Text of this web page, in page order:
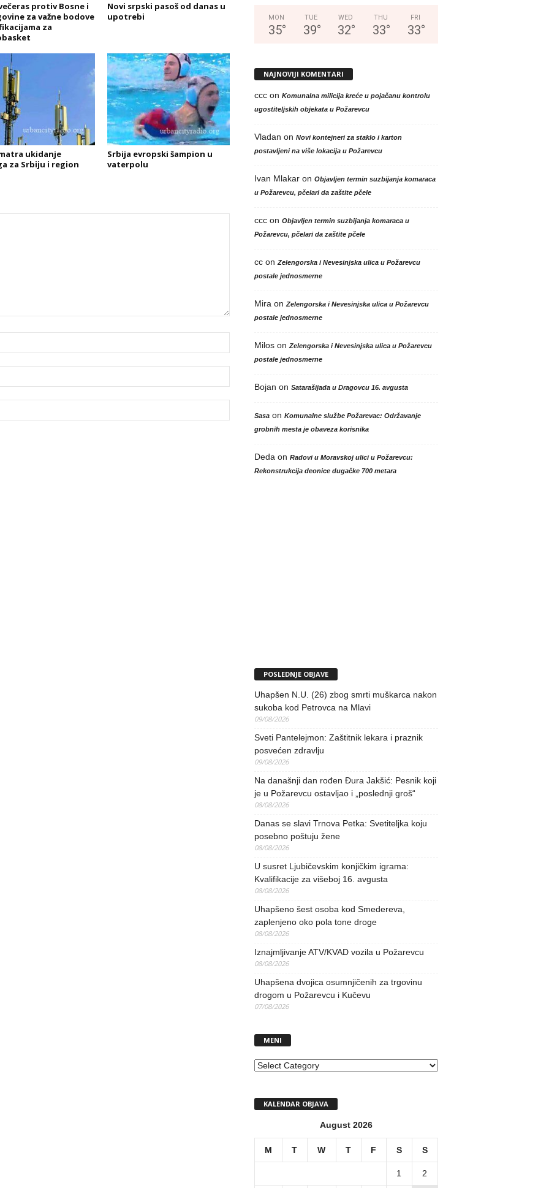
protiv Bosne i
za važne bodove
za
Novi srpski pasoš od danas u
upotrebi
ukidanje
za Srbiju i region
Srbija evropski šampion u
vaterpolu
MON
35°
TUE
39°
WED
32°
THU
33°
FRI
33°
NAJNOVIJI KOMENTARI
cccon Komunalna milicija kreće u pojačanu kontrolu
ugostiteljskih objekata u Požarevcu
Vladan on Novi kontejneri za staklo i karton
postavljeni na više lokacija u Požarevcu
Ivan Mlakaron Objavljen termin suzbijanja komaraca
u Požarevcu, pčelari da zaštite pčele
cccon Objavljen termin suzbijanja komaraca u
Požarevcu, pčelari da zaštite pčele
ccon Zelengorska i Nevesinjska ulica u Požarevcu
postale jednosmerne
Mira on Zelengorska i Nevesinjska ulica u Požarevcu
postale jednosmerne
Miloson Zelengorska i Nevesinjska ulica u Požarevcu
postale jednosmerne
Bojan on Satarašijada u Dragovcu 16. avgusta
Sasaon Komunalne službe Požarevac: Održavanje
grobnih mesta je obaveza korisnika
Deda on Radovi u Moravskoj ulici u Požarevcu:
Rekonstrukcija deonice dugačke 700 metara
POSLEDNJE OBJAVE
Uhapšen N.U. (26) zbog smrti muškarca nakon
sukoba kod Petrovca na Mlavi
09/08/2026
Sveti Pantelejmon: Zaštitnik lekara i praznik
posvećen zdravlju
09/08/2026
Na današnji dan rođen Đura Jakšić: Pesnik koji
je u Požarevcu ostavljao i „poslednji groš“
08/08/2026
Danas se slavi Trnova Petka: Svetiteljka koju
posebno poštuju žene
08/08/2026
U susret Ljubičevskim konjičkim igrama:
Kvalifikacije za višeboj 16. avgusta
08/08/2026
Uhapšeno šest osoba kod Smedereva,
zaplenjeno oko pola tone droge
08/08/2026
Iznajmljivanje ATV/KVAD vozila u Požarevcu
08/08/2026
Uhapšena dvojica osumnjičenih za trgovinu
drogom u Požarevcu i Kučevu
07/08/2026
MENI
MENI
KALENDAR OBJAVA
August 2026
M T W T F S S
1 2